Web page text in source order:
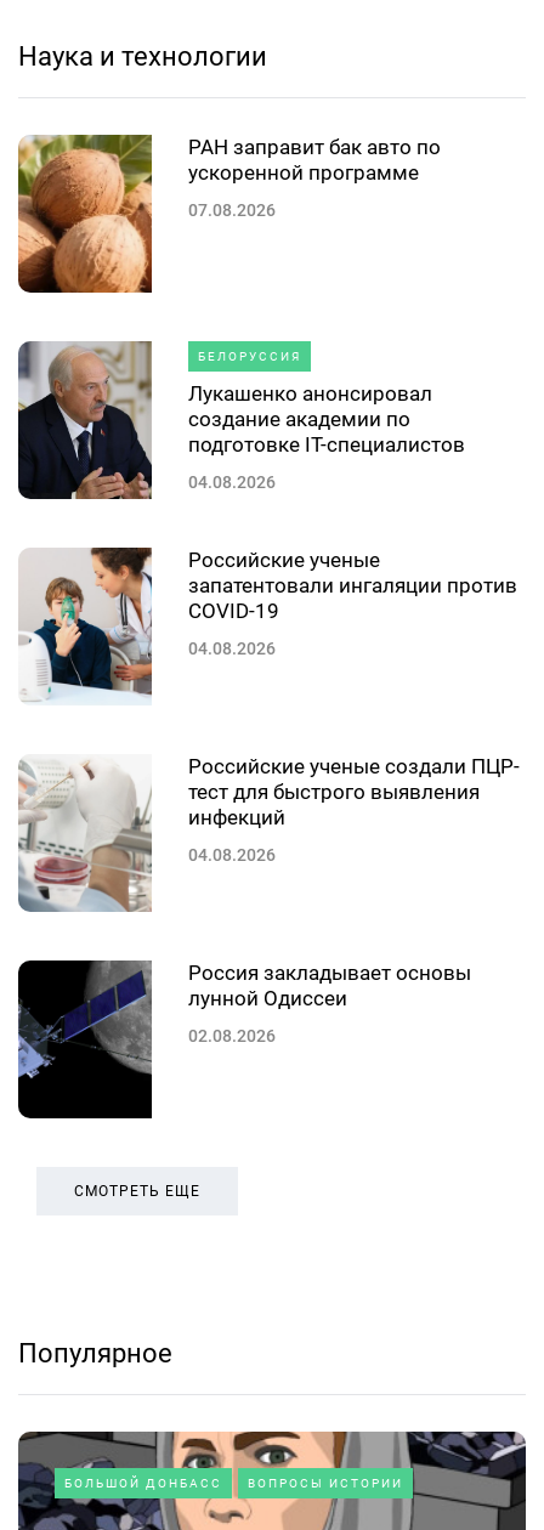
Наука и технологии
РАН заправит бак авто по
ускоренной программе
07.08.2026
БЕЛОРУССИЯ
Лукашенко анонсировал
создание академии по
подготовке IT-специалистов
04.08.2026
Российские ученые
запатентовали ингаляции против
COVID-19
04.08.2026
Российские ученые создали ПЦР-
тест для быстрого выявления
инфекций
04.08.2026
Россия закладывает основы
лунной Одиссеи
02.08.2026
СМОТРЕТЬ ЕЩЕ
Популярное
БОЛЬШОЙ ДОНБАСС ВОПРОСЫ ИСТОРИИ